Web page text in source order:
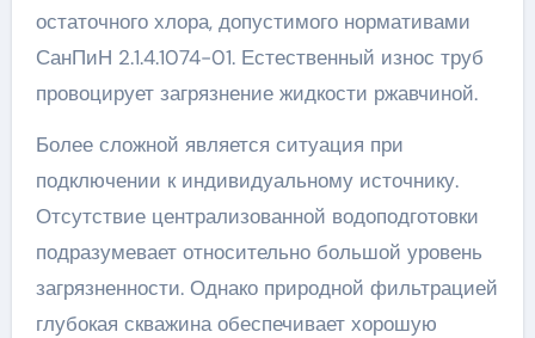
остаточного хлора, допустимого нормативами
СанПиН 2.1.4.1074-01. Естественный износ труб
провоцирует загрязнение жидкости ржавчиной.
Более сложной является ситуация при
подключении к индивидуальному источнику.
Отсутствие централизованной водоподготовки
подразумевает относительно большой уровень
загрязненности. Однако природной фильтрацией
глубокая скважина обеспечивает хорошую